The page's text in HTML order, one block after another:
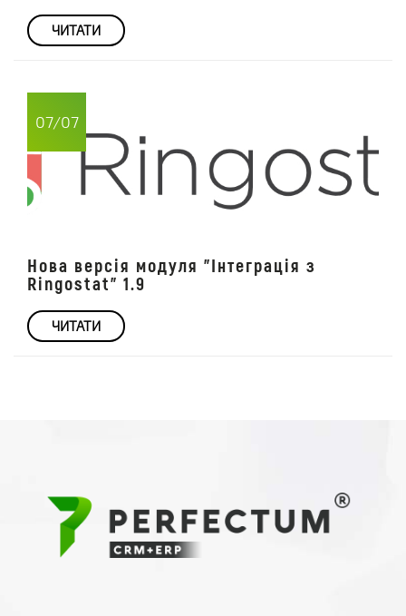
ЧИТАТИ
07/07
Нова версія модуля "Інтеграція з
Ringostat" 1.9
ЧИТАТИ